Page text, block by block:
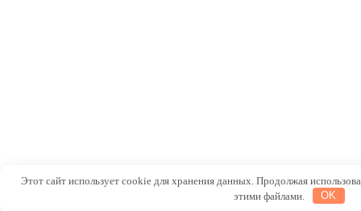
Этот сайт использует cookie для хранения данных. Продолжая
этими файлами.
OK